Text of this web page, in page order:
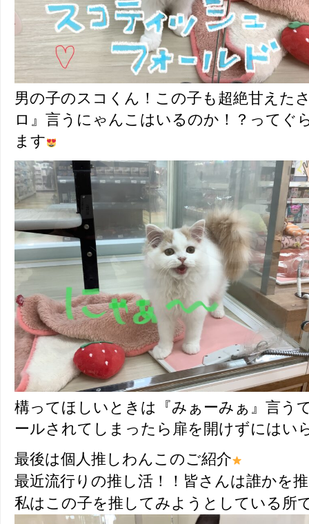
男の子のスコくん！この子も超絶甘えた
ロ』言うにゃんこはいるのか！？ってぐ
ます
構ってほしいときは『みぁーみぁ』言う
ールされてしまったら扉を開けずにはい
最後は個人推しわんこのご紹介
最近流行りの推し活！！皆さんは誰かを
私はこの子を推してみようとしている所